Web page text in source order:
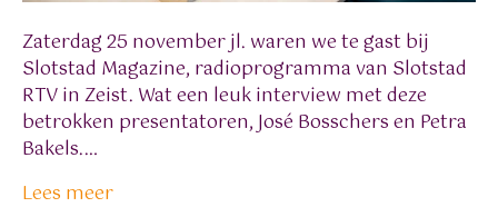
Zaterdag 25 november jl. waren we te gast bij
Slotstad Magazine, radioprogramma van Slotstad
RTV in Zeist. Wat een leuk interview met deze
betrokken presentatoren, José Bosschers en Petra
Bakels.…
Lees meer